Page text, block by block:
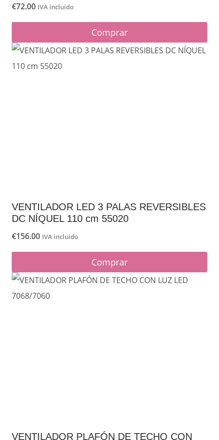
€72.00 IVA incluido
Comprar
VENTILADOR LED 3 PALAS REVERSIBLES
DC NÍQUEL 110 cm 55020
€156.00 IVA incluido
Comprar
VENTILADOR PLAFÓN DE TECHO CON